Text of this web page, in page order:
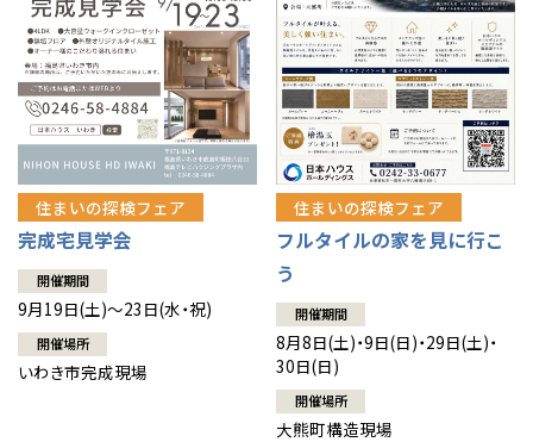
住まいの探検フェア
完成宅見学会
開催期間
9月19日(土)～23日(水・祝)
開催場所
いわき市完成現場
住まいの探検フェア
フルタイルの家を見に行こ
う
開催期間
8月8日(土)・9日(日)・29日(土)・
30日(日)
開催場所
大熊町構造現場